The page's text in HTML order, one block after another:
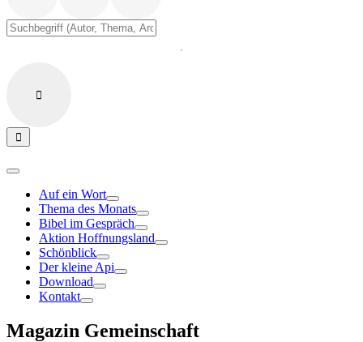
Auf ein Wort
Thema des Monats
Bibel im Gespräch
Aktion Hoffnungsland
Schönblick
Der kleine Api
Download
Kontakt
Magazin Gemeinschaft